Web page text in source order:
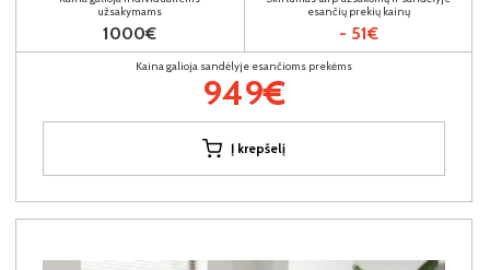
užsakymams
1000€
esančių prekių kainų
- 51€
Kaina galioja sandėlyje esančioms prekėms
949€
Į krepšelį